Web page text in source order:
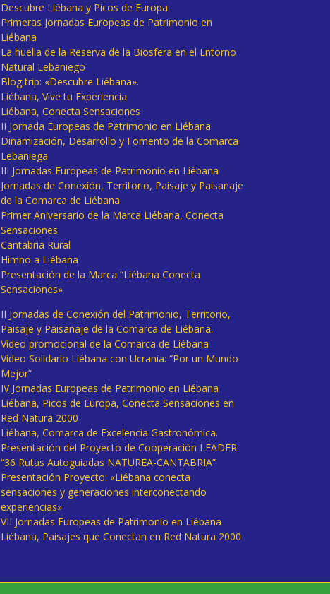
Descubre Liébana y Picos de Europa
Primeras Jornadas Europeas de Patrimonio en
Liébana
La huella de la Reserva de la Biosfera en el Entorno
Natural Lebaniego
Blog trip: «Descubre Liébana».
Liébana, Vive tu Experiencia
Liébana, Conecta Sensaciones
II Jornada Europeas de Patrimonio en Liébana
Dinamización, Desarrollo y Fomento de la Comarca
Lebaniega
III Jornadas Europeas de Patrimonio en Liébana
Jornadas de Conexión, Territorio, Paisaje y Paisanaje
de la Comarca de Liébana
Primer Aniversario de la Marca Liébana, Conecta
Sensaciones
Cantabria Rural
Himno a Liébana
Presentación de la Marca “Liébana Conecta
Sensaciones»
II Jornadas de Conexión del Patrimonio, Territorio,
Paisaje y Paisanaje de la Comarca de Liébana.
Vídeo promocional de la Comarca de Liébana
Vídeo Solidario Liébana con Ucrania: “Por un Mundo
Mejor”
IV Jornadas Europeas de Patrimonio en Liébana
Liébana, Picos de Europa, Conecta Sensaciones en
Red Natura 2000
Liébana, Comarca de Excelencia Gastronómica.
Presentación del Proyecto de Cooperación LEADER
“36 Rutas Autoguiadas NATUREA-CANTABRIA”
Presentación Proyecto: «Liébana conecta
sensaciones y generaciones interconectando
experiencias»
VII Jornadas Europeas de Patrimonio en Liébana
Liébana, Paisajes que Conectan en Red Natura 2000